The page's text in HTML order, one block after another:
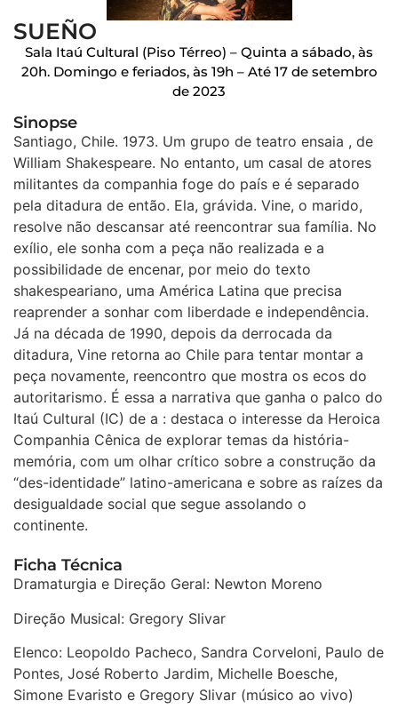
SUEÑO
Sala Itaú Cultural (Piso Térreo) – Quinta a sábado, às
20h. Domingo e feriados, às 19h – Até 17 de setembro
de 2023
Sinopse
Santiago, Chile. 1973. Um grupo de teatro ensaia , de
William Shakespeare. No entanto, um casal de atores
militantes da companhia foge do país e é separado
pela ditadura de então. Ela, grávida. Vine, o marido,
resolve não descansar até reencontrar sua família. No
exílio, ele sonha com a peça não realizada e a
possibilidade de encenar, por meio do texto
shakespeariano, uma América Latina que precisa
reaprender a sonhar com liberdade e independência.
Já na década de 1990, depois da derrocada da
ditadura, Vine retorna ao Chile para tentar montar a
peça novamente, reencontro que mostra os ecos do
autoritarismo. É essa a narrativa que ganha o palco do
Itaú Cultural (IC) de a : destaca o interesse da Heroica
Companhia Cênica de explorar temas da história-
memória, com um olhar crítico sobre a construção da
“des-identidade” latino-americana e sobre as raízes da
desigualdade social que segue assolando o
continente.
Ficha Técnica
Dramaturgia e Direção Geral: Newton Moreno
Direção Musical: Gregory Slivar
Elenco: Leopoldo Pacheco, Sandra Corveloni, Paulo de
Pontes, José Roberto Jardim, Michelle Boesche,
Simone Evaristo e Gregory Slivar (músico ao vivo)